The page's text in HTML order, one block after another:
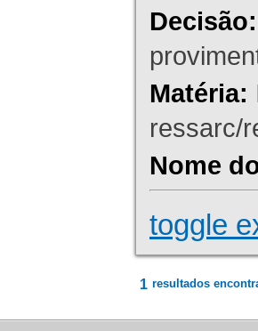
Decisão:
Matéria:
ressarc/
Nome
toggle
1 resultados